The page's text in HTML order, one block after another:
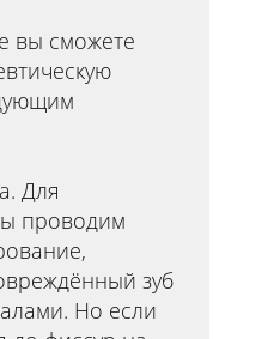
вы сможете
Для
проводим
зуб
Но если